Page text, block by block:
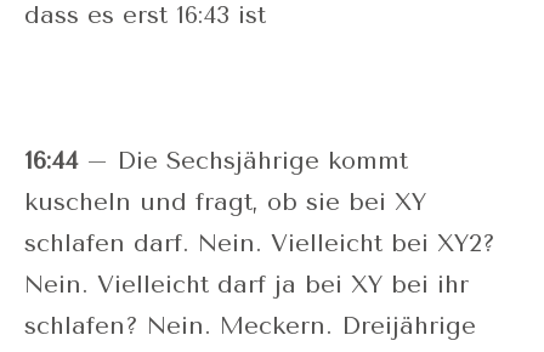
dass es erst 16:43 ist
16:44– Die Sechsjährige kommt
kuscheln und fragt, ob sie bei XY
schlafen darf. Nein. Vielleicht bei XY2?
Nein. Vielleicht darf ja bei XY bei ihr
schlafen? Nein. Meckern. Dreijährige